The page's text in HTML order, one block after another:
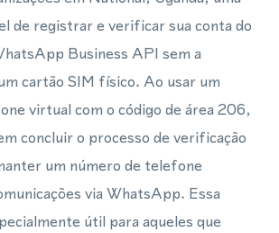
de registrar e verificar sua conta do
Business API sem a
cartão SIM físico. Ao usar um
virtual com o código de área 206,
concluir o processo de verificação
um número de telefone
via WhatsApp. Essa
útil para aqueles que